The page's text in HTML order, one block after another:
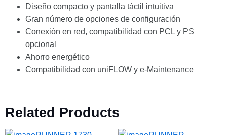
Diseño compacto y pantalla táctil intuitiva
Gran número de opciones de configuración
Conexión en red, compatibilidad con PCL y PS
opcional
Ahorro energético
Compatibilidad con uniFLOW y e-Maintenance
Related Products